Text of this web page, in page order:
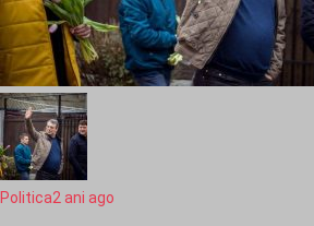
Politica2 ani ago